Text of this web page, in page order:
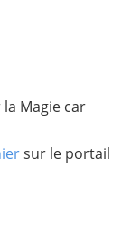
Magie car
sur le portail